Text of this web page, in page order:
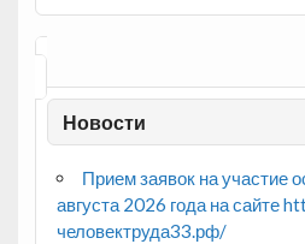
Новости
Прием заявок на участие
августа 2026 года на сайте
человектруда33.рф/